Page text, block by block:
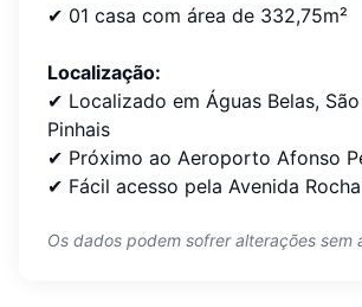
✔ 01 casa com área de 332,75m²
Localização:
✔ Localizado em Águas Belas,
Pinhais
✔ Próximo ao Aeroporto Afonso
✔ Fácil acesso pela Avenida
Os dados podem sofrer alterações sem